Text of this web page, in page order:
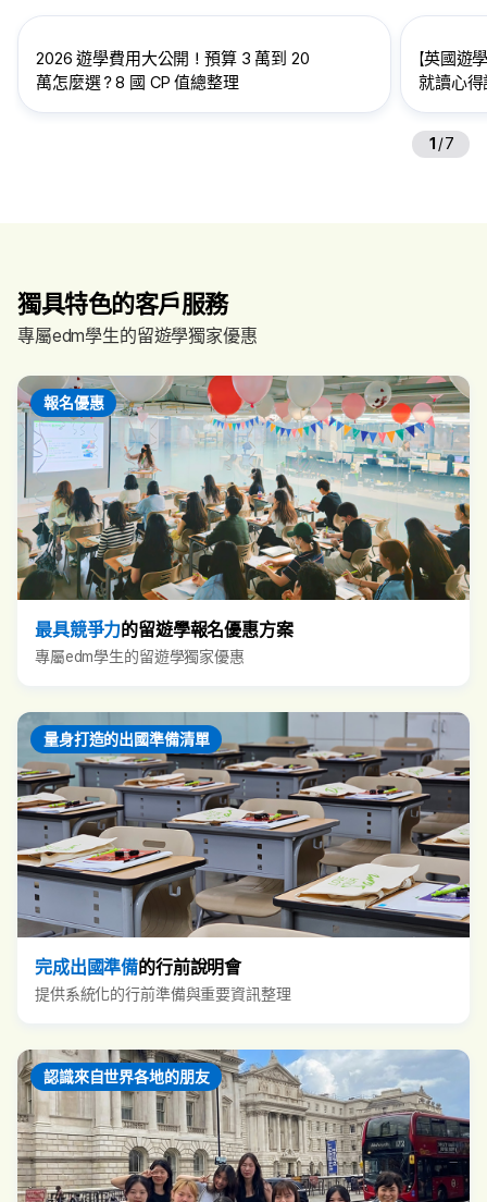
2026 遊學費用大公開！預算 3 萬到 20
萬怎麼選？8 國 CP 值總整理
【英國遊
就讀心得
1 /7
獨具特色的客戶服務
專屬edm學生的留遊學獨家優惠
報名優惠
最具競爭力的留遊學報名優惠方案
專屬edm學生的留遊學獨家優惠
量身打造的出國準備清單
完成出國準備的行前說明會
提供系統化的行前準備與重要資訊整理
認識來自世界各地的朋友